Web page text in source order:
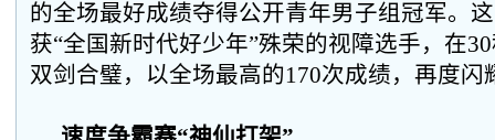
的全场最好成绩夺得公开青年男子组冠军。
获“全国新时代好少年”殊荣的视障选手，在
双剑合璧，以全场最高的170次成绩，再度闪